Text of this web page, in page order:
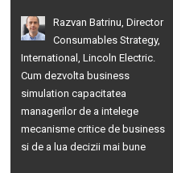
Razvan Batrinu, Director
Consumables Strategy,
International, Lincoln Electric.
Cum dezvolta business
simulation capacitatea
managerilor de a intelege
mecanisme critice de business
si de a lua decizii mai bune